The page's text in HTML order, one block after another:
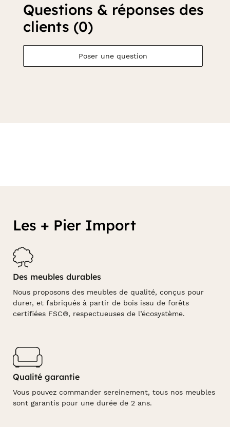
Questions & réponses des
clients (0)
Poser une question
Les + Pier Import
Des meubles durables
Nous proposons des meubles de qualité, conçus pour
durer, et fabriqués à partir de bois issu de forêts
certifiées FSC®, respectueuses de l’écosystème.
Qualité garantie
Vous pouvez commander sereinement, tous nos meubles
sont garantis pour une durée de 2 ans.